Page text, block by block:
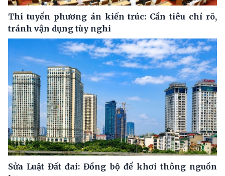
Thi tuyển phương án kiến trúc: Cần tiêu chí rõ,
tránh vận dụng tùy nghi
Sửa Luật Đất đai: Đồng bộ để khơi thông nguồn